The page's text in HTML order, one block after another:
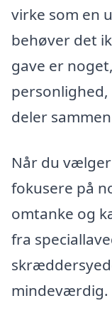
virke som en
behøver det
gave er
deler
Når du
fokusere på
omtanke og
fra
mindeværdig.